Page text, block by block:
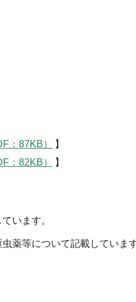
：87KB）
】
：82KB） 】
います。
薬等について記載しています